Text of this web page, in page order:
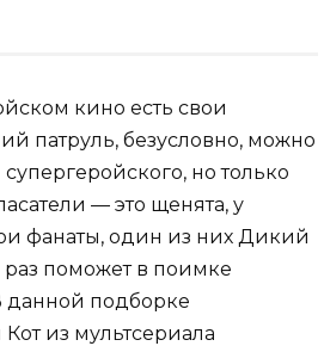
кино есть свои
патруль, безусловно, можно
но только
— это щенята, у
фанаты, один из них Дикий
поможет в поимке
данной подборке
из мультсериала